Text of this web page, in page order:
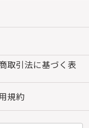
取引法に基づく表
規約